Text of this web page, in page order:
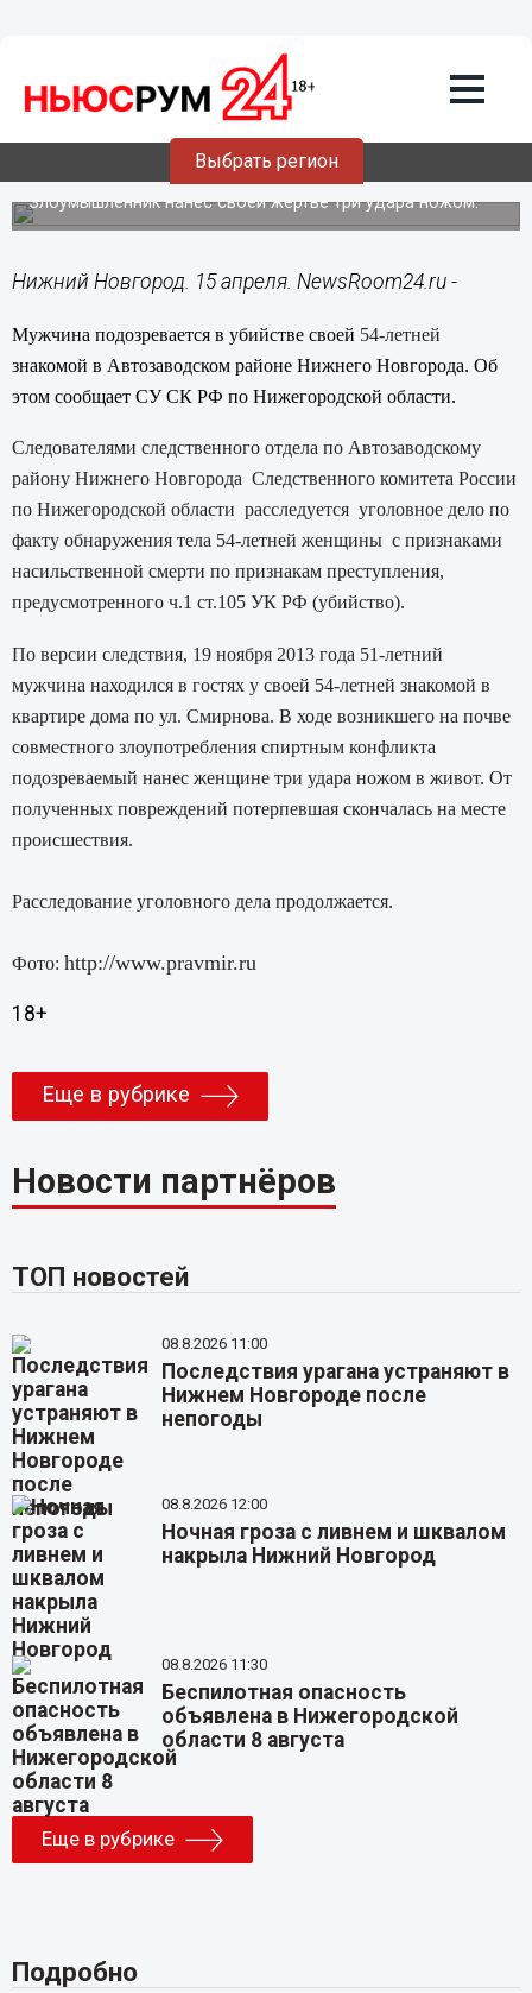
Выбрать регион
Мужчина подозревается в убийстве
своей 54-летней знакомой в
Автозаводском районе Нижнего
Злоумышленник нанес своей жертве три удара ножом.
Нижний Новгород. 15 апреля. NewsRoom24.ru -
Мужчина подозревается в убийстве своей 54-летней
знакомой в Автозаводском районе Нижнего Новгорода. Об
этом сообщает СУ СК РФ по Нижегородской области.
Следователями следственного отдела по Автозаводскому
району Нижнего Новгорода Следственного комитета России
по Нижегородской области расследуется уголовное дело по
факту обнаружения тела 54-летней женщины с признаками
насильственной смерти по признакам преступления,
предусмотренного ч.1 ст.105 УК РФ (убийство).
По версии следствия, 19 ноября 2013 года 51-летний
мужчина находился в гостях у своей 54-летней знакомой в
квартире дома по ул. Смирнова. В ходе возникшего на почве
совместного злоупотребления спиртным конфликта
подозреваемый нанес женщине три удара ножом в живот. От
полученных повреждений потерпевшая скончалась на месте
происшествия.
Расследование уголовного дела продолжается.
Фото: http://www.pravmir.ru
18+
Еще в рубрике
Новости партнёров
ТОП новостей
08.8.2026 11:00
Последствия урагана устраняют в
Нижнем Новгороде после
непогоды
08.8.2026 12:00
Ночная гроза с ливнем и шквалом
накрыла Нижний Новгород
08.8.2026 11:30
Беспилотная опасность
объявлена в Нижегородской
области 8 августа
Еще в рубрике
Подробно